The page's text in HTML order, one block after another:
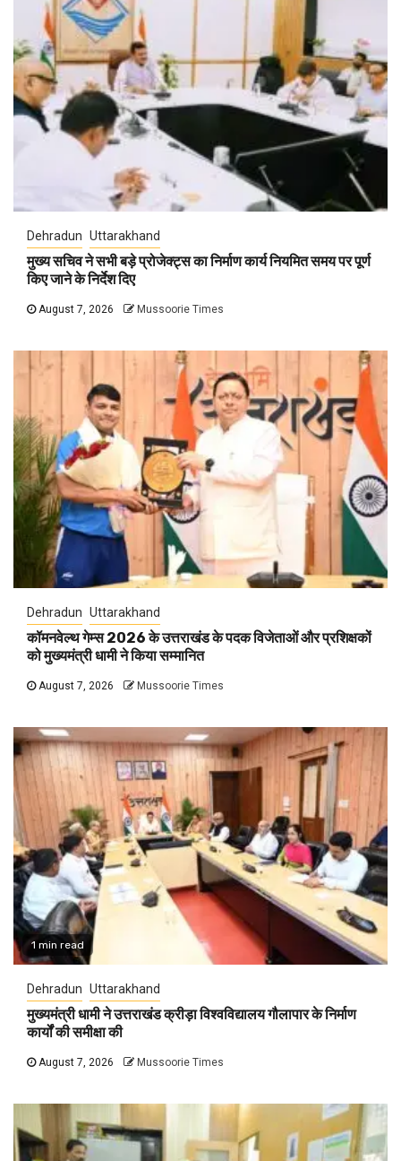
Dehradun Uttarakhand
मुख्य सचिव ने सभी बड़े प्रोजेक्ट्स का निर्माण कार्य नियमित समय पर पूर्ण
किए जाने के निर्देश दिए
August 7, 2026 Mussoorie Times
Dehradun Uttarakhand
कॉमनवेल्थ गेम्स 2026 के उत्तराखंड के पदक विजेताओं और प्रशिक्षकों
को मुख्यमंत्री धामी ने किया सम्मानित
August 7, 2026 Mussoorie Times
1 min read
Dehradun Uttarakhand
मुख्यमंत्री धामी ने उत्तराखंड क्रीड़ा विश्वविद्यालय गौलापार के निर्माण
कार्यों की समीक्षा की
August 7, 2026 Mussoorie Times